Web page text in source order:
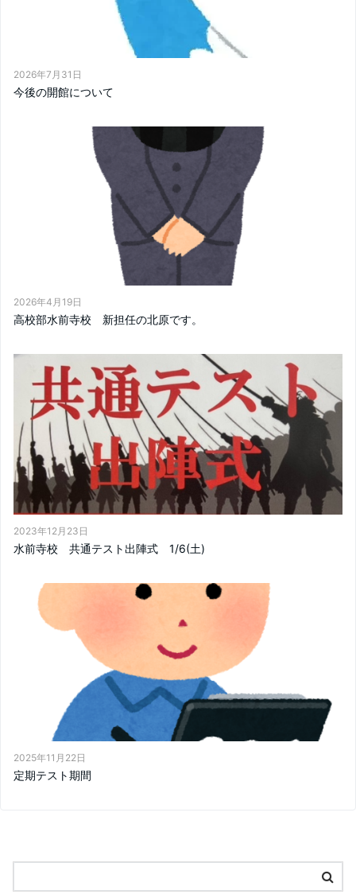
2026年7月31日
今後の開館について
2026年4月19日
高校部水前寺校 新担任の北原です。
2023年12月23日
水前寺校 共通テスト出陣式 1/6(土)
2025年11月22日
定期テスト期間